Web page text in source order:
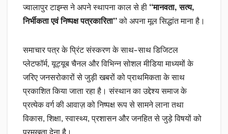
ज्वालापुर टाइम्स ने अपने स्थापना काल से ही “मानवता, सत्य,
निर्भीकता एवं निष्पक्ष पत्रकारिता”को अपना मूल सिद्धांत माना है।
समाचार पत्र के प्रिंट संस्करण के साथ-साथ डिजिटल
प्लेटफॉर्म, यूट्यूब चैनल और विभिन्न सोशल मीडिया माध्यमों के
जरिए जनसरोकारों से जुड़ी खबरों को प्राथमिकता के साथ
प्रकाशित किया जाता रहा है। संस्थान का उद्देश्य समाज के
प्रत्येक वर्ग की आवाज़ को निष्पक्ष रूप से सामने लाना तथा
विकास, शिक्षा, स्वास्थ्य, प्रशासन और जनहित से जुड़े विषयों को